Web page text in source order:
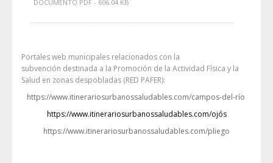
DOCUMENTO PDF - 606.04 KB
Portales web municipales relacionados con la
subvención destinada a la Promoción de la Actividad Física y la
Salud en zonas despobladas (RED PAFER):
https://www.itinerariosurbanossaludables.com/campos-del-río
https://www.itinerariosurbanossaludables.com/ojós
https://www.itinerariosurbanossaludables.com/pliego